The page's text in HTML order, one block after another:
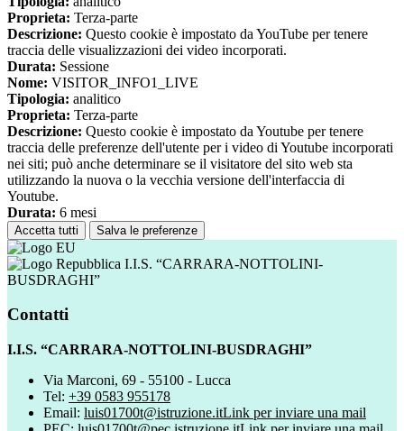
Proprieta: Terza-parte
Descrizione: Questo cookie è impostato da YouTube per tenere
traccia delle visualizzazioni dei video incorporati.
Durata: Sessione
Nome: VISITOR_INFO1_LIVE
Tipologia: analitico
Proprieta: Terza-parte
Descrizione: Questo cookie è impostato da Youtube per tenere
traccia delle preferenze dell'utente per i video di Youtube incorporati
nei siti; può anche determinare se il visitatore del sito web sta
utilizzando la nuova o la vecchia versione dell'interfaccia di
Youtube.
Durata: 6 mesi
Accetta tutti Salva le preferenze
I.I.S. “CARRARA-NOTTOLINI-
BUSDRAGHI”
Contatti
I.I.S. “CARRARA-NOTTOLINI-BUSDRAGHI”
Via Marconi, 69 - 55100 - Lucca
Tel: +39 0583 955178
Email: luis01700t@istruzione.itLink per inviare una mail